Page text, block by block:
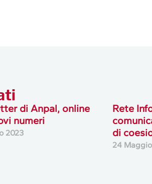
di Anpal, online
numeri
2023
Rete
di
24